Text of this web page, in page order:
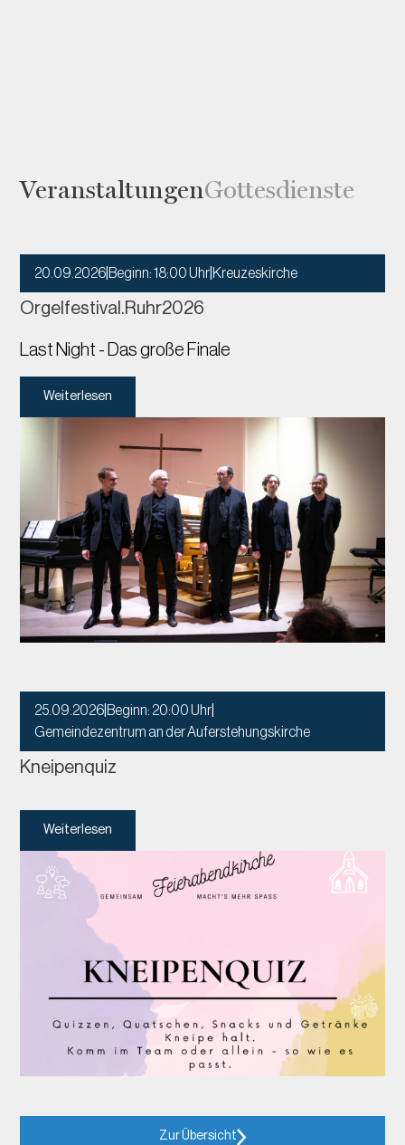
VeranstaltungenGottesdienste
20.09.2026 Beginn: 18:00 Uhr Kreuzeskirche
Orgelfestival.Ruhr2026
Last Night - Das große Finale
Weiterlesen
25.09.2026 Beginn: 20:00 Uhr
Gemeindezentrum an der Auferstehungskirche
Kneipenquiz
Weiterlesen
Zur Übersicht